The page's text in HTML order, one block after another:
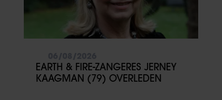
EARTH & FIRE-ZANGERES JERNEY
KAAGMAN (79) OVERLEDEN